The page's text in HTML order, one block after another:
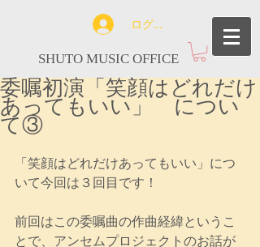
ログイン
SHUTO MUSIC OFFICE
委嘱初演「笑顔はどれだけ
あってもいい」 につい
て③
「笑顔はどれだけあってもいい」につ
いて今回は３回目です！
前回はこの委嘱曲の作曲経緯というこ
とで、アンセムプロジェクトのお話が